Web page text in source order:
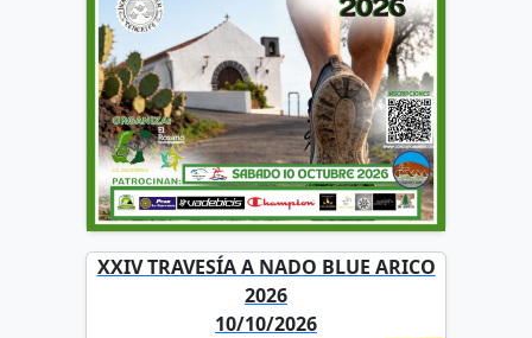
XXIV TRAVESÍA A NADO BLUE ARICO
2026
10/10/2026